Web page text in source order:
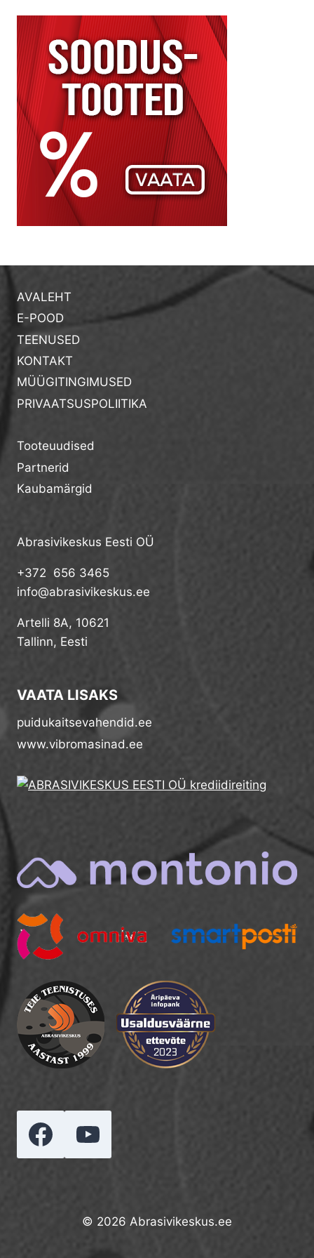
AVALEHT
E-POOD
TEENUSED
KONTAKT
MÜÜGITINGIMUSED
PRIVAATSUSPOLIITIKA
Tooteuudised
Partnerid
Kaubamärgid
Abrasivikeskus Eesti OÜ
+372 656 3465
info@abrasivikeskus.ee
Artelli 8A, 10621
Tallinn, Eesti
VAATA LISAKS
puidukaitsevahendid.ee
www.vibromasinad.ee
© 2026 Abrasivikeskus.ee